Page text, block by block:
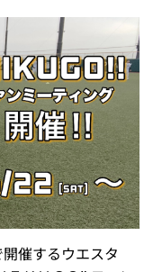
催するウエスタ